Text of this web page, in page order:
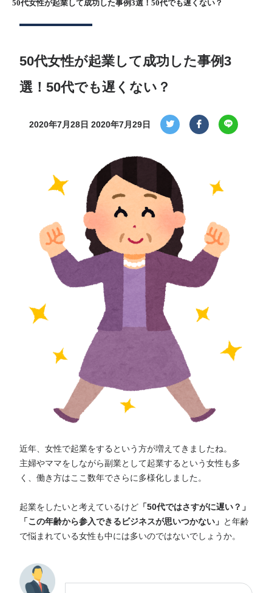
50代女性が起業して成功した事例3選！50代でも遅くない？
50代女性が起業して成功した事例3
選！50代でも遅くない？
2020年7月28日 2020年7月29日
近年、女性で起業をするという方が増えてきましたね。
主婦やママをしながら副業として起業するという女性も多
く、働き方はここ数年でさらに多様化しました。
起業をしたいと考えているけど 「50代ではさすがに遅い？」
「この年齢から参入できるビジネスが思いつかない」 と年齢
で悩まれている女性も中には多いのではないでしょうか。